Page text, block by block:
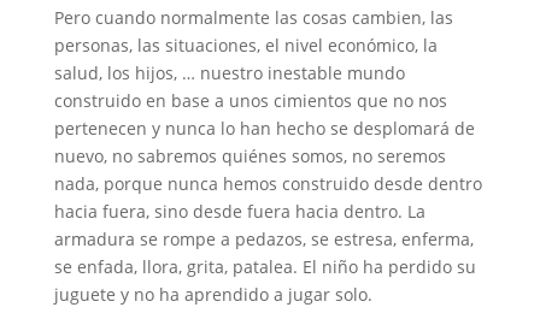
Pero cuando normalmente las cosas cambien, las
personas, las situaciones, el nivel económico, la
salud, los hijos, … nuestro inestable mundo
construido en base a unos cimientos que no nos
pertenecen y nunca lo han hecho se desplomará de
nuevo, no sabremos quiénes somos, no seremos
nada, porque nunca hemos construido desde dentro
hacia fuera, sino desde fuera hacia dentro. La
armadura se rompe a pedazos, se estresa, enferma,
se enfada, llora, grita, patalea. El niño ha perdido su
juguete y no ha aprendido a jugar solo.